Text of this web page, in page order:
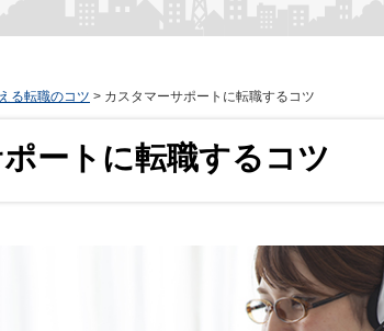
る転職のコツ > カスタマーサポートに転職するコツ
ートに転職するコツ